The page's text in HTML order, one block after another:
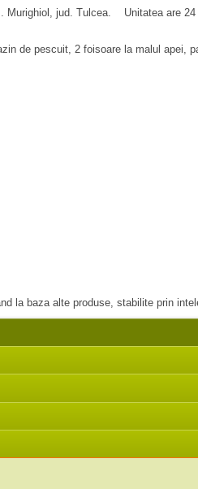
jud. Tulcea. Unitatea are
de pescuit, 2 foisoare la malul apei,
la baza alte produse, stabilite prin